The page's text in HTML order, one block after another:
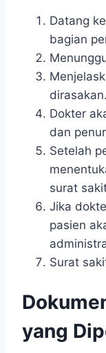
Datang
bagian
dirasakan.
Dokter
dan
Setelah
surat
Jika
pasien
Surat
yang